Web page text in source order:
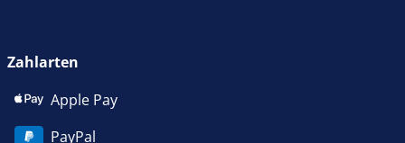
Zahlarten
Apple Pay
PayPal